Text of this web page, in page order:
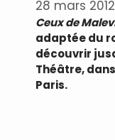
28 mars 2012
Ceux de
adaptée du
découvrir
Théâtre,
Paris.